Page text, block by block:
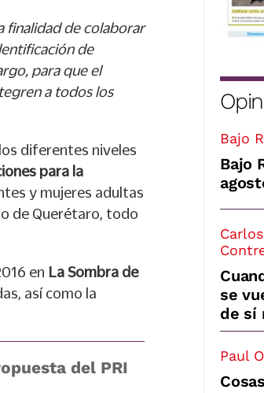
finalidad de colaborar
de
para que el
a todos los
diferentes niveles
para la
y mujeres adultas
de Querétaro, todo
en La Sombra de
así como la
del PRI
Bajo
Bajo
se
de sí
Paul